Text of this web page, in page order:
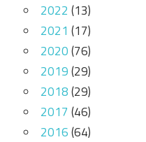
2022 (13)
2021 (17)
2020(76)
2019(29)
2018(29)
2017 (46)
2016(64)